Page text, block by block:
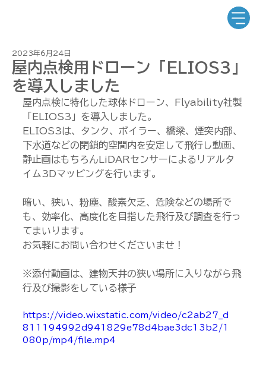
屋内点検用ドローン「ELIOS3」
を導入しました
2023年6月24日
屋内点検に特化した球体ドローン、Flyability社製
「ELIOS3」を導入しました。
ELIOS3は、タンク、ボイラー、橋梁、煙突内部、
下水道などの閉鎖的空間内を安定して飛行し動画、
静止画はもちろんLiDARセンサーによるリアルタ
イム3Dマッピングを行います。
暗い、狭い、粉塵、酸素欠乏、危険などの場所で
も、効率化、高度化を目指した飛行及び調査を行っ
てまいります。
お気軽にお問い合わせくださいませ！
※添付動画は、建物天井の狭い場所に入りながら飛
行及び撮影をしている様子
https://video.wixstatic.com/video/c2ab27_d
811194992d941829e78d4bae3dc13b2/1
080p/mp4/file.mp4